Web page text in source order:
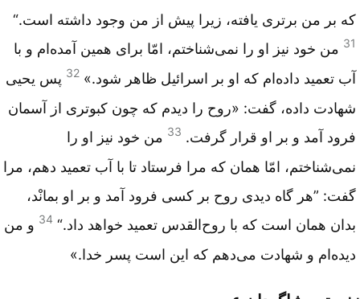
که بر من برتری یافته، زیرا پیش از من وجود داشته است.“
31 من خود نیز او را نمی‌شناختم، امّا برای همین آمده‌ام و با
آب تعمید داده‌ام که او بر اسرائیل ظاهر شود.» 32 پس یحیی
شهادت داده، گفت: «روح را دیدم که چون کبوتری از آسمان
فرود آمد و بر او قرار گرفت. 33 من خود نیز او را
نمی‌شناختم، امّا همان که مرا فرستاد تا با آب تعمید دهم، مرا
گفت: ”هر گاه دیدی روح بر کسی فرود آمد و بر او بمانْد،
بدان همان است که با روح‌القدس تعمید خواهد داد.“ 34 و من
دیده‌ام و شهادت می‌دهم که این است پسر خدا.»